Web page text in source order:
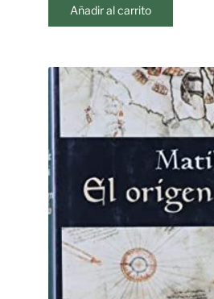
Añadir al carrito